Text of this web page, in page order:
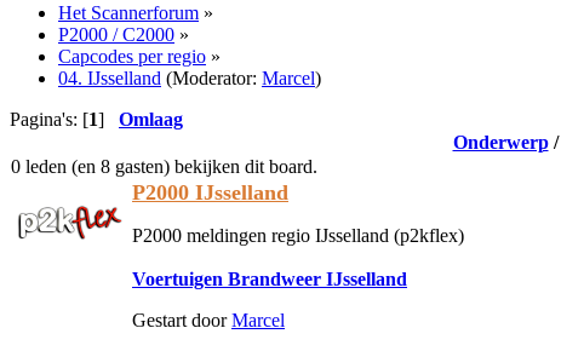
Het Scannerforum »
P2000 / C2000 »
Capcodes per regio »
04. IJsselland (Moderator: Marcel)
Pagina's: [1] Omlaag
Onderwerp/
0 leden (en 8 gasten) bekijken dit board.
P2000 IJsselland
P2000 meldingen regio IJsselland (p2kflex)
Voertuigen Brandweer IJsselland
Gestart doorMarcel